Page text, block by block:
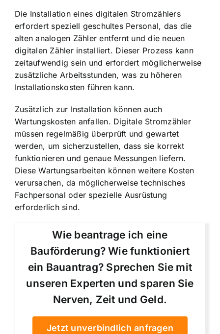
Die Installation eines digitalen Stromzählers
erfordert speziell geschultes Personal, das die
alten analogen Zähler entfernt und die neuen
digitalen Zähler installiert. Dieser Prozess kann
zeitaufwendig sein und erfordert möglicherweise
zusätzliche Arbeitsstunden, was zu höheren
Installationskosten führen kann.
Zusätzlich zur Installation können auch
Wartungskosten anfallen. Digitale Stromzähler
müssen regelmäßig überprüft und gewartet
werden, um sicherzustellen, dass sie korrekt
funktionieren und genaue Messungen liefern.
Diese Wartungsarbeiten können weitere Kosten
verursachen, da möglicherweise technisches
Fachpersonal oder spezielle Ausrüstung
erforderlich sind.
Wie beantrage ich eine
Bauförderung? Wie funktioniert
ein Bauantrag? Sprechen Sie mit
unseren Experten und sparen Sie
Nerven, Zeit und Geld.
Jetzt unverbindlich anfragen